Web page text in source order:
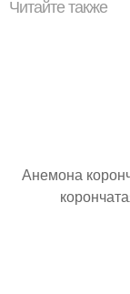
Читайте также
Анемона